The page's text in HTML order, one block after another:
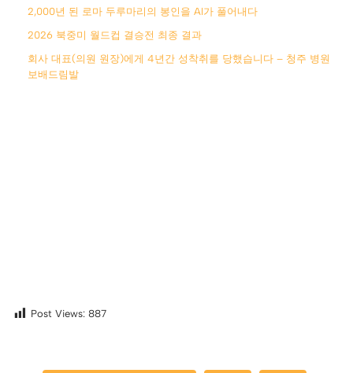
2,000년 된 로마 두루마리의 봉인을 AI가 풀어내다
2026 북중미 월드컵 결승전 최종 결과
회사 대표(의원 원장)에게 4년간 성착취를 당했습니다 – 청주 병원
보배드림발
Post Views: 887